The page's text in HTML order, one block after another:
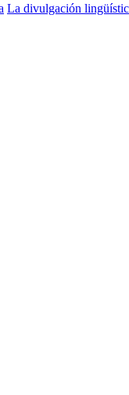
La divulgación